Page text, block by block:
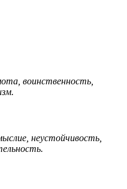
воинственность,
неустойчивость,